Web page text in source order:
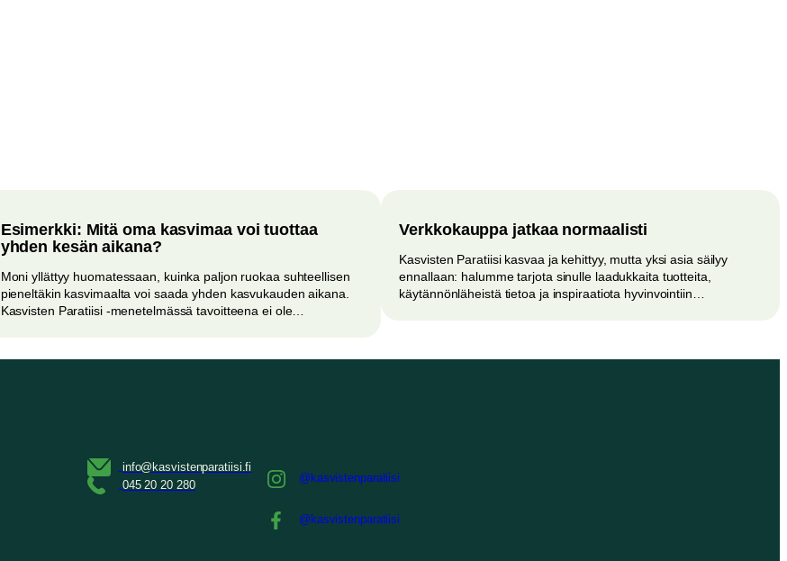
Esimerkki: Mitä oma kasvimaa voi tuottaa
yhden kesän aikana?
Moni yllättyy huomatessaan, kuinka paljon ruokaa suhteellisen
pieneltäkin kasvimaalta voi saada yhden kasvukauden aikana.
Kasvisten Paratiisi -menetelmässä tavoitteena ei ole…
Verkkokauppa jatkaa normaalisti
Kasvisten Paratiisi kasvaa ja kehittyy, mutta yksi asia säilyy
ennallaan: halumme tarjota sinulle laadukkaita tuotteita,
käytännönläheistä tietoa ja inspiraatiota hyvinvointiin…
@kasvistenparatiisi
@kasvistenparatiisi